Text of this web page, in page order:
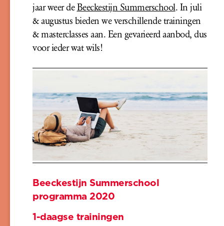
jaar weer deBeeckestijn Summerschool. In juli
& augustus bieden we verschillende trainingen
& masterclasses aan. Een gevarieerd aanbod, dus
voor ieder wat wils!
Beeckestijn Summerschool
programma 2020
1-daagse trainingen